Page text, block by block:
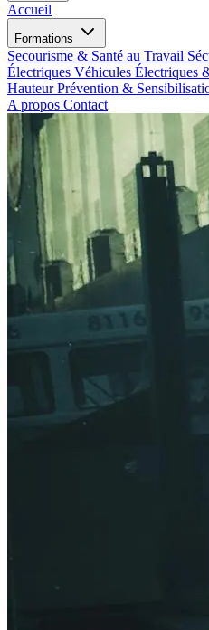
Accueil
Formations
Secourisme & Santé au Travail
Électriques Véhicules Électriques
HauteurPrévention &
A propos Contact